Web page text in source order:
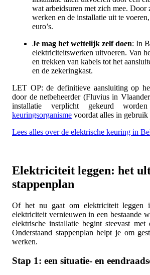
wat arbeidsuren met zich mee. Door
werken en de installatie uit te
euro’s.
Je mag het wettelijk zelf doen: In
elektriciteitswerken uitvoeren. Van
en trekken van kabels tot het
en de zekeringkast.
LET OP: de definitieve aansluiting op
door de netbeheerder (Fluvius in
installatie verplicht gekeurd
keuringsorganisme voordat alles in
Lees alles over de elektrische keuring in
Elektriciteit leggen: het
stappenplan
Of het nu gaat om elektriciteit leggen
elektriciteit vernieuwen in een bestaande
elektrische installatie begint steevast met
Onderstaand stappenplan helpt je om
werken.
Stap 1: een situatie- en